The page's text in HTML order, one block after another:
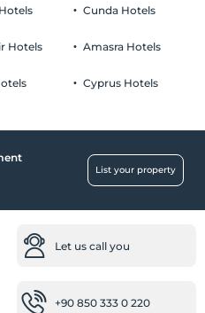
parking lot
of charge.
Hotels
Cunda Hotels
Amasra Hotels
Cyprus Hotels
List your property
Let us call you
+90 850 333 0 220